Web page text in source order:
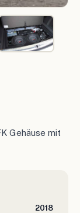
Gehäuse mit
2018